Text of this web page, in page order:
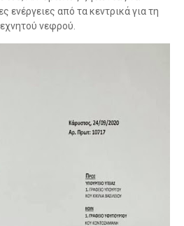
ενέργειες από τα κεντρικά για τη
νεφρού.